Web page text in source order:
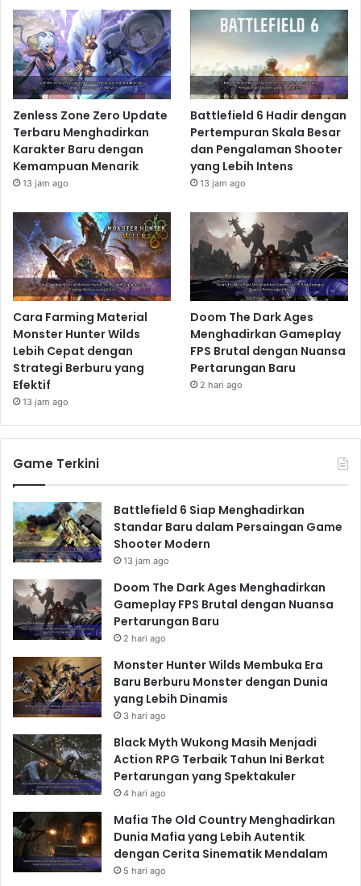
Zenless Zone Zero Update
Terbaru Menghadirkan
Karakter Baru dengan
Kemampuan Menarik
13 jam ago
Battlefield 6 Hadir dengan
Pertempuran Skala Besar
dan Pengalaman Shooter
yang Lebih Intens
13 jam ago
Cara Farming Material
Monster Hunter Wilds
Lebih Cepat dengan
Strategi Berburu yang
Efektif
13 jam ago
Doom The Dark Ages
Menghadirkan Gameplay
FPS Brutal dengan Nuansa
Pertarungan Baru
2 hari ago
Game Terkini
Battlefield 6 Siap Menghadirkan
Standar Baru dalam Persaingan Game
Shooter Modern
13 jam ago
Doom The Dark Ages Menghadirkan
Gameplay FPS Brutal dengan Nuansa
Pertarungan Baru
2 hari ago
Monster Hunter Wilds Membuka Era
Baru Berburu Monster dengan Dunia
yang Lebih Dinamis
3 hari ago
Black Myth Wukong Masih Menjadi
Action RPG Terbaik Tahun Ini Berkat
Pertarungan yang Spektakuler
4 hari ago
Mafia The Old Country Menghadirkan
Dunia Mafia yang Lebih Autentik
dengan Cerita Sinematik Mendalam
5 hari ago